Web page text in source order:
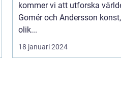
kommer vi att utforska
Gomér och Andersson
olik...
18 januari 2024